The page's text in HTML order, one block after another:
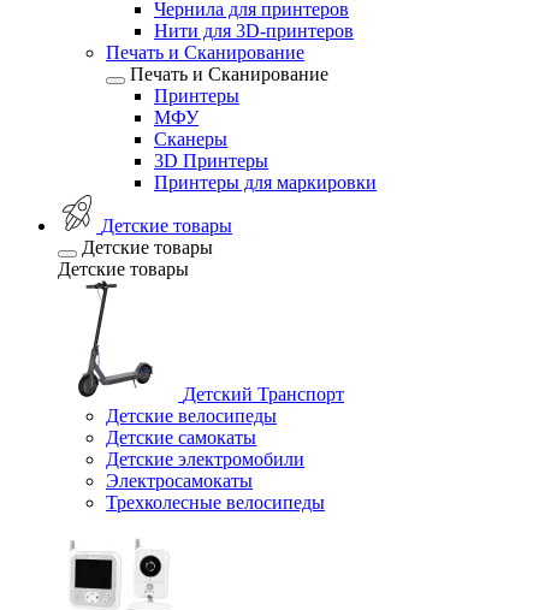
Чернила для принтеров
Нити для 3D-принтеров
Печать и Сканирование
Печать и Сканирование
Принтеры
МФУ
Сканеры
3D Принтеры
Принтеры для маркировки
Детские товары
Детские товары
Детские товары
Детский Транспорт
Детские велосипеды
Детские самокаты
Детские электромобили
Электросамокаты
Трехколесные велосипеды